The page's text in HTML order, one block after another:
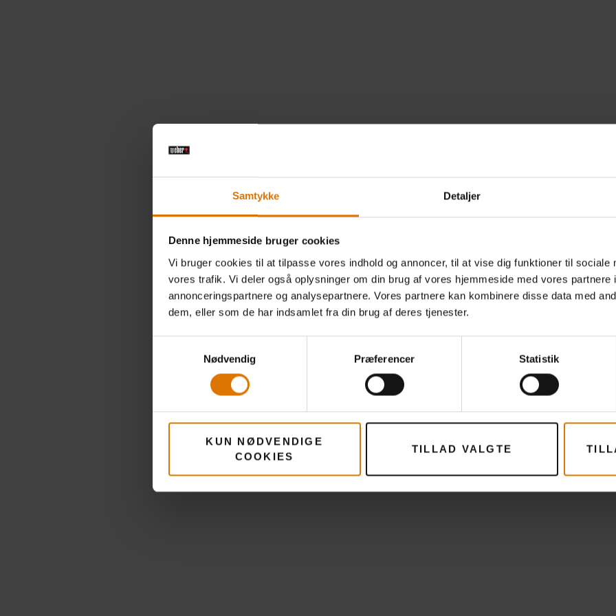
Samtykke Detaljer
Denne hjemmeside bruger cookies
Vi bruger cookies til at tilpasse vores indhold og annoncer, til at vise dig funktioner til sociale
vores trafik. Vi deler også oplysninger om din brug af vores hjemmeside med vores partnere
annonceringspartnere og analysepartnere. Vores partnere kan kombinere disse data med
dem, eller som de har indsamlet fra din brug af deres tjenester.
Nødvendig
Præferencer Statistik
KUN NØDVENDIGE
COOKIES
TILLAD VALGTE
Thomas er særligt glad
nænsomt på en pande fra Weber Gourmet BBQ System. Det er en kreativ
forskellige toppings – Thomas foretrækker selv en kombination med bær,
kraftige direkte varme i støbejernspanden giver pandekagerne en mere
HERMANS TILGANG TIL GRILLEDE
Som Thomas påpeger, kan man med disse grillede desserter skabe en
der går ud over det sædvanlige. "Når du tilbereder din dessert på en grill, får
masse aroma og en helt unik organisk smag," forklarer han. "Og selve
det med at være udenfor og hænge ud foran grillen sammen med en masse
mennesker, man holder af, det er simpelthen uvurderligt."
Så hold bare gang i flammerne. For der er lækre, grillede desserter på menuen
de er kommet for at blive.